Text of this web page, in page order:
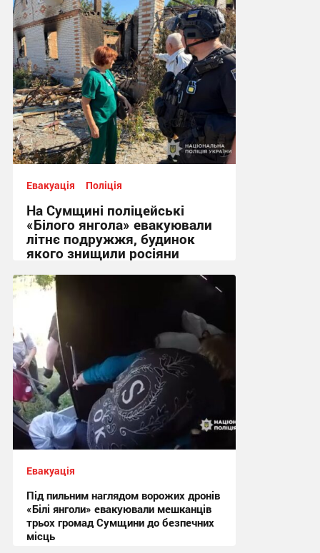
Евакуація Поліція
На Сумщині поліцейські
«Білого янгола» евакуювали
літнє подружжя, будинок
якого знищили росіяни
14:31, 4.08.2026
Евакуація
Під пильним наглядом ворожих дронів
«Білі янголи» евакуювали мешканців
трьох громад Сумщини до безпечних
місць